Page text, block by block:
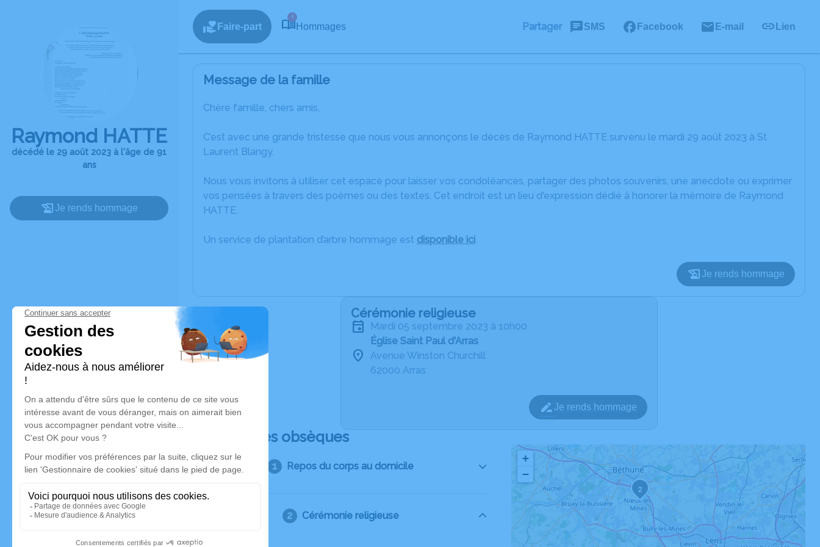
Raymond HATTE
décédé le 29 août 2023 à l'âge de 91
ans
Je rends hommage
Faire-part
4
Hommages Partager SMS Facebook E-mail Lien
Message de la famille
Chère famille, chers amis,
C’est avec une grande tristesse que nous vous annonçons le décès de Raymond HATTE survenu le mardi 29 août 2023 à St
Laurent Blangy.
Nous vous invitons à utiliser cet espace pour laisser vos condoléances, partager des photos souvenirs, une anecdote ou exprimer
vos pensées à travers des poèmes ou des textes. Cet endroit est un lieu d'expression dédié à honorer la mémoire de Raymond
HATTE.
Un service de plantation d’arbre hommage est disponible ici.
Je rends hommage
Cérémonie religieuse
mardi 05 septembre 2023 à 10h00
Église Saint Paul d'Arras
Avenue Winston Churchill
62000 Arras
Je rends hommage
Déroulé des obsèques
Repos du corps au domicile
Cérémonie religieuse
2
+
−